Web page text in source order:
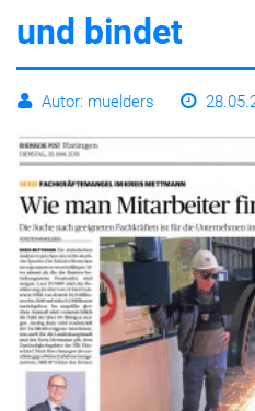
und bindet
Autor: muelders